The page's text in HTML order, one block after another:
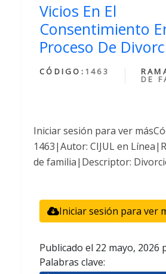
Vicios En El
Consentimiento
Proceso De
CÓDIGO: 1463
DE
Iniciar sesión para ver
1463|Autor: CIJUL en
de familia|Descriptor:
Iniciar sesión para ver
Publicado el 22 mayo, 2026
Palabras clave: